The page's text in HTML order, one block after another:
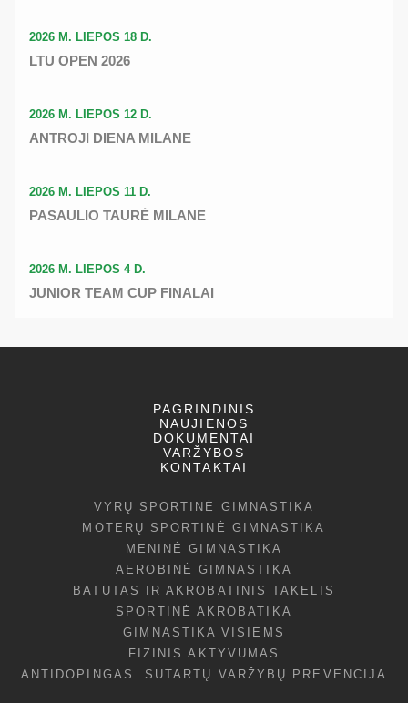
2026 M. LIEPOS 18 D.
LTU OPEN 2026
2026 M. LIEPOS 12 D.
ANTROJI DIENA MILANE
2026 M. LIEPOS 11 D.
PASAULIO TAURĖ MILANE
2026 M. LIEPOS 4 D.
JUNIOR TEAM CUP FINALAI
PAGRINDINIS
NAUJIENOS
DOKUMENTAI
VARŽYBOS
KONTAKTAI
VYRŲ SPORTINĖ GIMNASTIKA
MOTERŲ SPORTINĖ GIMNASTIKA
MENINĖ GIMNASTIKA
AEROBINĖ GIMNASTIKA
BATUTAS IR AKROBATINIS TAKELIS
SPORTINĖ AKROBATIKA
GIMNASTIKA VISIEMS
FIZINIS AKTYVUMAS
ANTIDOPINGAS. SUTARTŲ VARŽYBŲ PREVENCIJA